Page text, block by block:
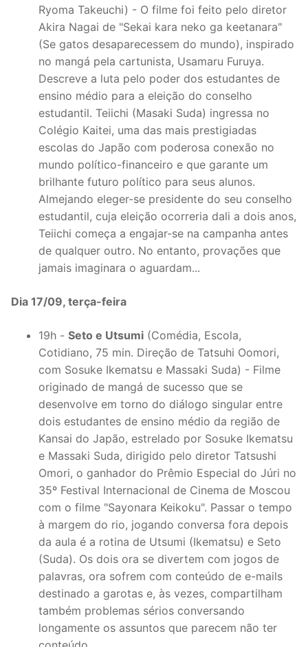
Ryoma Takeuchi) - O filme foi feito pelo diretor
Akira Nagai de "Sekai kara neko ga keetanara"
(Se gatos desaparecessem do mundo), inspirado
no mangá pela cartunista, Usamaru Furuya.
Descreve a luta pelo poder dos estudantes de
ensino médio para a eleição do conselho
estudantil. Teiichi (Masaki Suda) ingressa no
Colégio Kaitei, uma das mais prestigiadas
escolas do Japão com poderosa conexão no
mundo político-financeiro e que garante um
brilhante futuro político para seus alunos.
Almejando eleger-se presidente do seu conselho
estudantil, cuja eleição ocorreria dali a dois anos,
Teiichi começa a engajar-se na campanha antes
de qualquer outro. No entanto, provações que
jamais imaginara o aguardam...
Dia 17/09, terça-feira
19h - Seto e Utsumi (Comédia, Escola,
Cotidiano, 75 min. Direção de Tatsuhi Oomori,
com Sosuke Ikematsu e Massaki Suda) - Filme
originado de mangá de sucesso que se
desenvolve em torno do diálogo singular entre
dois estudantes de ensino médio da região de
Kansai do Japão, estrelado por Sosuke Ikematsu
e Massaki Suda, dirigido pelo diretor Tatsushi
Omori, o ganhador do Prêmio Especial do Júri no
35º Festival Internacional de Cinema de Moscou
com o filme "Sayonara Keikoku". Passar o tempo
à margem do rio, jogando conversa fora depois
da aula é a rotina de Utsumi (Ikematsu) e Seto
(Suda). Os dois ora se divertem com jogos de
palavras, ora sofrem com conteúdo de e-mails
destinado a garotas e, às vezes, compartilham
também problemas sérios conversando
longamente os assuntos que parecem não ter